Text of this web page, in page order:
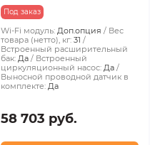
Под заказ
Wi-Fi модуль: Доп.опция
Вес
товара (нетто), кг: 31
Встроенный расширительный
бак: Да
Встроенный
циркуляционный насос: Да
Выносной проводной датчик в
комплекте: Да
58 703 руб.